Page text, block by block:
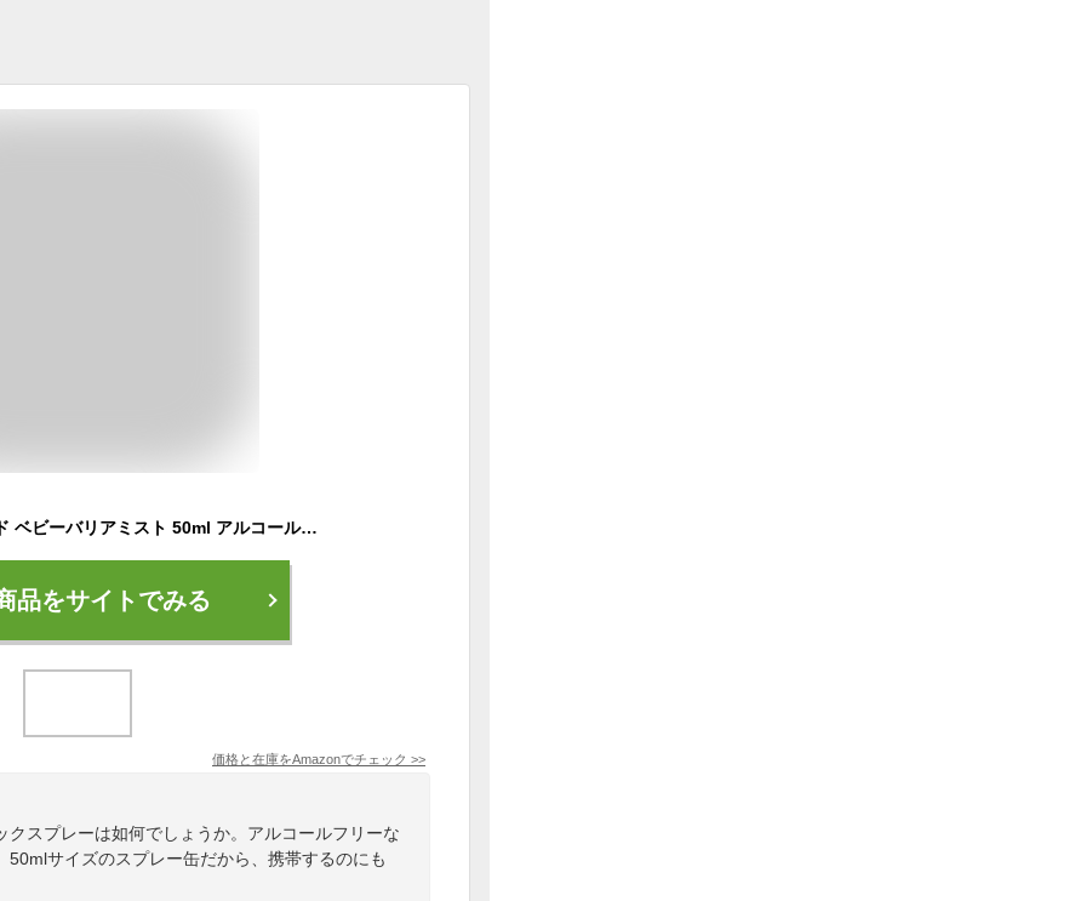
ピジョン イオンガード ベビーバリアミスト 50ml アルコールフリー マルチカラー 50ミリリットル (x 1)
品をサイトでみる
価格と在庫をAmazonでチェック >>
クスプレーは如何でしょうか。アルコールフリーな
50mlサイズのスプレー缶だから、携帯するのにも